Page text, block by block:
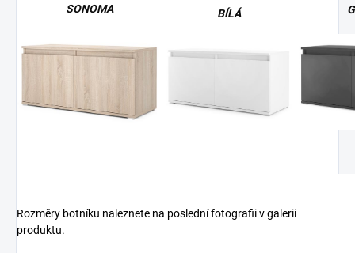
SONOMA BÍLÁ
Rozměry botníku naleznete na poslední fotografii v galerii
produktu.